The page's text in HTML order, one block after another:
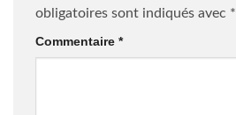
obligatoires sont indiqués avec *
Commentaire *